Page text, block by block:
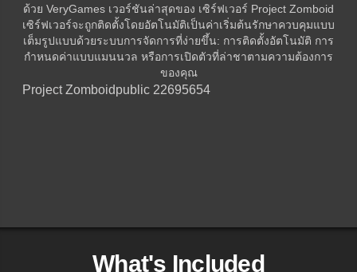
ด้วย VeryGames เวอร์ชันล่าสุดของ เซิร์ฟเวอร์ Project Zomboid
เซิร์ฟเวอร์จะถูกติดตั้งโดยอัตโนมัติเป็นค่าเริ่มต้นรักษาควบคุมแบบ
เต็มรูปแบบด้วยระบบการจัดการที่ง่ายขึ้น: การติดตั้งอัตโนมัติ การ
กำหนดค่าแบบแมนนวล หรือการเปิดตัวที่ล่าชาตามความต้องการ
ของคุณ
Project Zomboidpublic 22695654
What's Included